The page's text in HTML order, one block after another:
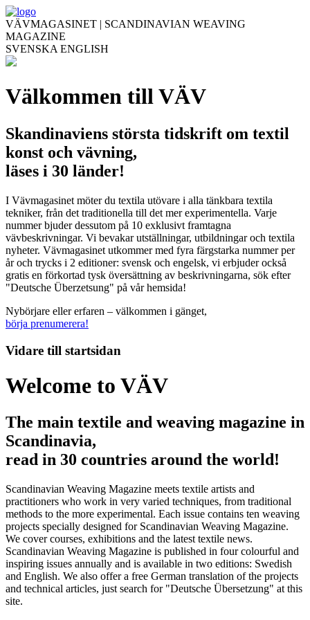
VÄVMAGASINET | SCANDINAVIAN WEAVING
MAGAZINE
SVENSKA ENGLISH
Välkommen till VÄV
Skandinaviens största tidskrift om textil
konst och vävning,
läses i 30 länder!
I Vävmagasinet möter du textila utövare i alla tänkbara textila
tekniker, från det traditionella till det mer experimentella. Varje
nummer bjuder dessutom på 10 exklusivt framtagna
vävbeskrivningar. Vi bevakar utställningar, utbildningar och textila
nyheter. Vävmagasinet utkommer med fyra färgstarka nummer per
år och trycks i 2 editioner: svensk och engelsk, vi erbjuder också
gratis en förkortad tysk översättning av beskrivningarna, sök efter
"Deutsche Überzetsung" på vår hemsida!
Nybörjare eller erfaren – välkommen i gänget,
börja prenumerera!
Vidare till startsidan
Welcome to VÄV
The main textile and weaving magazine in
Scandinavia,
read in 30 countries around the world!
Scandinavian Weaving Magazine meets textile artists and
practitioners who work in very varied techniques, from traditional
methods to the more experimental. Each issue contains ten weaving
projects specially designed for Scandinavian Weaving Magazine.
We cover courses, exhibitions and the latest textile news.
Scandinavian Weaving Magazine is published in four colourful and
inspiring issues annually and is available in two editions: Swedish
and English. We also offer a free German translation of the projects
and technical articles, just search for "Deutsche Übersetzung" at this
site.